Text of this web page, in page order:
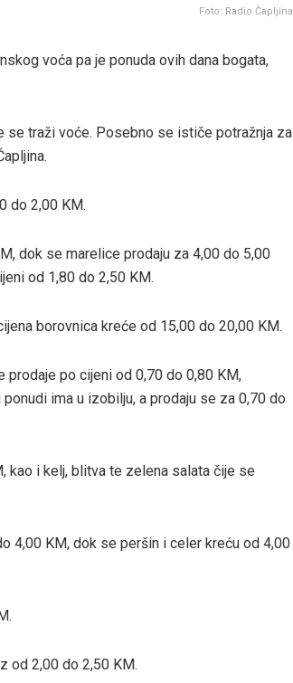
Foto: Radio Čapljina
voća pa je ponuda ovih dana bogata,
se traži voće. Posebno se ističe potražnja za
do 2,00 KM.
dok se marelice prodaju za 4,00 do 5,00
od 1,80 do 2,50 KM.
borovnica kreće od 15,00 do 20,00 KM.
prodaje po cijeni od 0,70 do 0,80 KM,
ima u izobilju, a prodaju se za 0,70 do
kao i kelj, blitva te zelena salata čije se
4,00 KM, dok se peršin i celer kreću od 4,00
od 2,00 do 2,50 KM.